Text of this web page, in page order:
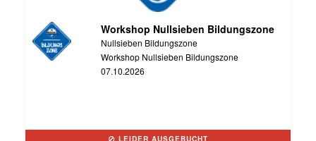
Workshop Nullsieben Bildungszone
Nullsieben Bildungszone
Workshop Nullsieben Bildungszone
07.10.2026
LEIDER AUSGEBUCHT